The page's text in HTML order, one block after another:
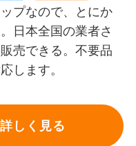
プなので、とにか
日本全国の業者さ
売できる。不要品
します。
しく見る